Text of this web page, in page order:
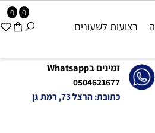
זמינים בWhatsapp
0504621677
כתובת: הרצל 73, רמת גן
0 0
רצועות לשעונים